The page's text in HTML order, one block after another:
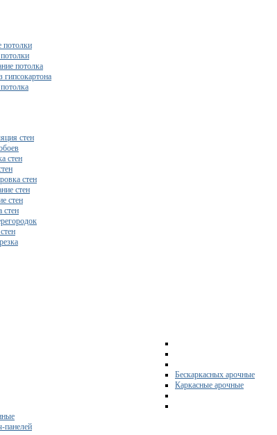
потолки
потолка
гипсокартона
стен
стен
стен
стен
стен
стен
Бескаркасных арочные
Каркасные арочные
панелей